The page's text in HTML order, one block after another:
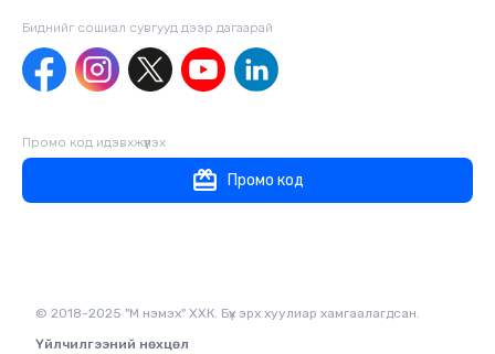
Биднийг сошиал сувгууд дээр дагаaрай
Промо код идэвхжүүлэх
Промо код
© 2018-2025 "М нэмэх" ХХК. Бүх эрх хуулиар хамгаалагдсан.
Үйлчилгээний нөхцөл